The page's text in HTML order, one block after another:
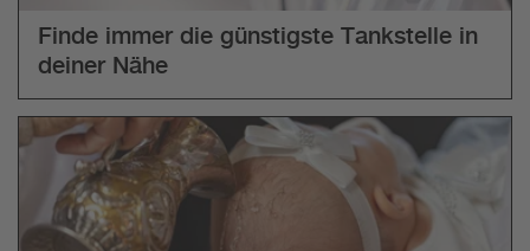
Finde immer die günstigste Tankstelle in
deiner Nähe